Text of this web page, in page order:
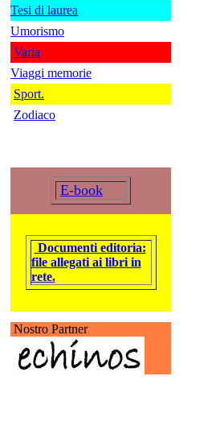
Tesi di laurea
Umorismo
Varia
Viaggi memorie
Sport.
Zodiaco
E-book
Documenti editoria:
file allegati ai libri in
rete.
Nostro Partner